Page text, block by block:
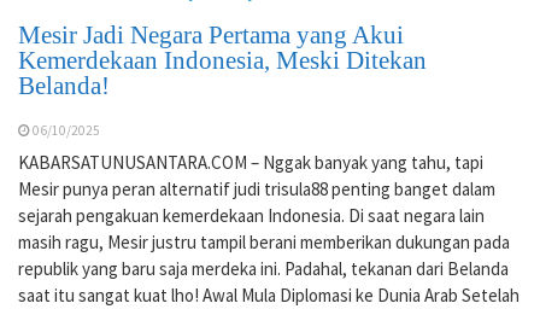
Mesir Jadi Negara Pertama yang Akui
Kemerdekaan Indonesia, Meski Ditekan
Belanda!
06/10/2025
KABARSATUNUSANTARA.COM – Nggak banyak yang tahu, tapi
Mesir punya peran alternatif judi trisula88 penting banget dalam
sejarah pengakuan kemerdekaan Indonesia. Di saat negara lain
masih ragu, Mesir justru tampil berani memberikan dukungan pada
republik yang baru saja merdeka ini. Padahal, tekanan dari Belanda
saat itu sangat kuat lho! Awal Mula Diplomasi ke Dunia Arab Setelah